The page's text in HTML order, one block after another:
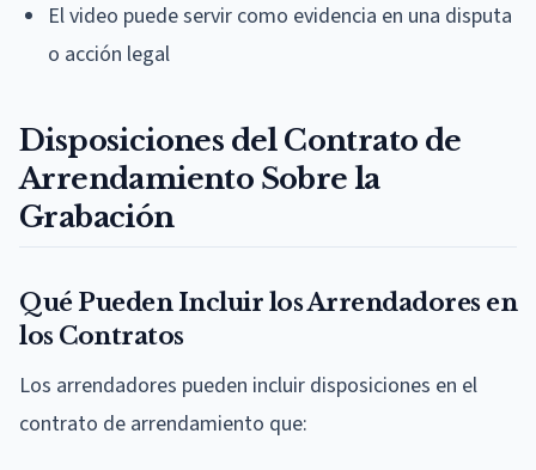
El video puede servir como evidencia en una disputa
o acción legal
Disposiciones del Contrato de
Arrendamiento Sobre la
Grabación
Qué Pueden Incluir los Arrendadores en
los Contratos
Los arrendadores pueden incluir disposiciones en el
contrato de arrendamiento que: